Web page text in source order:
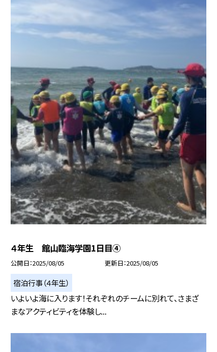
４年生 館山臨海学園1日目④
公開日 2025/08/05 更新日 2025/08/05
宿泊行事（４年生）
いよいよ海に入ります！それぞれのチームに別れて、さまざ
まなアクティビティを体験し...